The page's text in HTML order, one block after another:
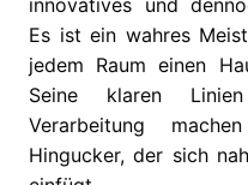
innovatives und
Es ist ein wahres
jedem Raum einen
Seine klaren
Verarbeitung
Hingucker, der sich